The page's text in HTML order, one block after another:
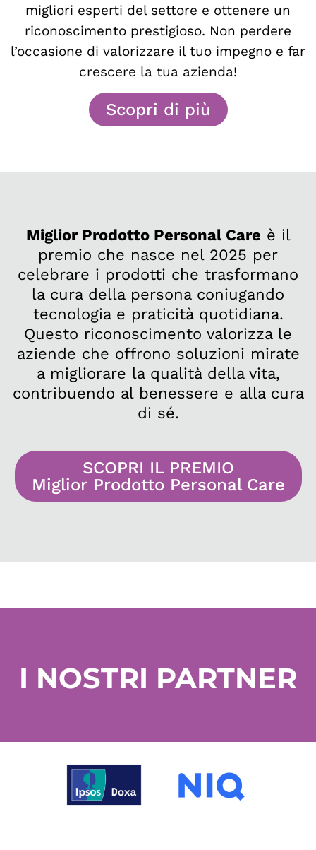
migliori esperti del settore e ottenere un
riconoscimento prestigioso. Non perdere
l’occasione di valorizzare il tuo impegno e far
crescere la tua azienda!
Scopri di più
Miglior Prodotto Personal Care è il
premio che nasce nel 2025 per
celebrare i prodotti che trasformano
la cura della persona coniugando
tecnologia e praticità quotidiana.
Questo riconoscimento valorizza le
aziende che offrono soluzioni mirate
a migliorare la qualità della vita,
contribuendo al benessere e alla cura
di sé.
SCOPRI IL PREMIO
Miglior Prodotto Personal Care
I NOSTRI PARTNER